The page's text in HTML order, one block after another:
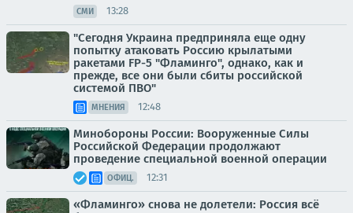
СМИ 13:28
"Сегодня Украина предприняла еще одну
попытку атаковать Россию крылатыми
ракетами FP-5 "Фламинго", однако, как и
прежде, все они были сбиты российской
системой ПВО"
МНЕНИЯ 12:48
Минобороны России: Вооруженные Силы
Российской Федерации продолжают
проведение специальной военной операции
ОФИЦ. 12:31
«Фламинго» снова не долетели: Россия всё